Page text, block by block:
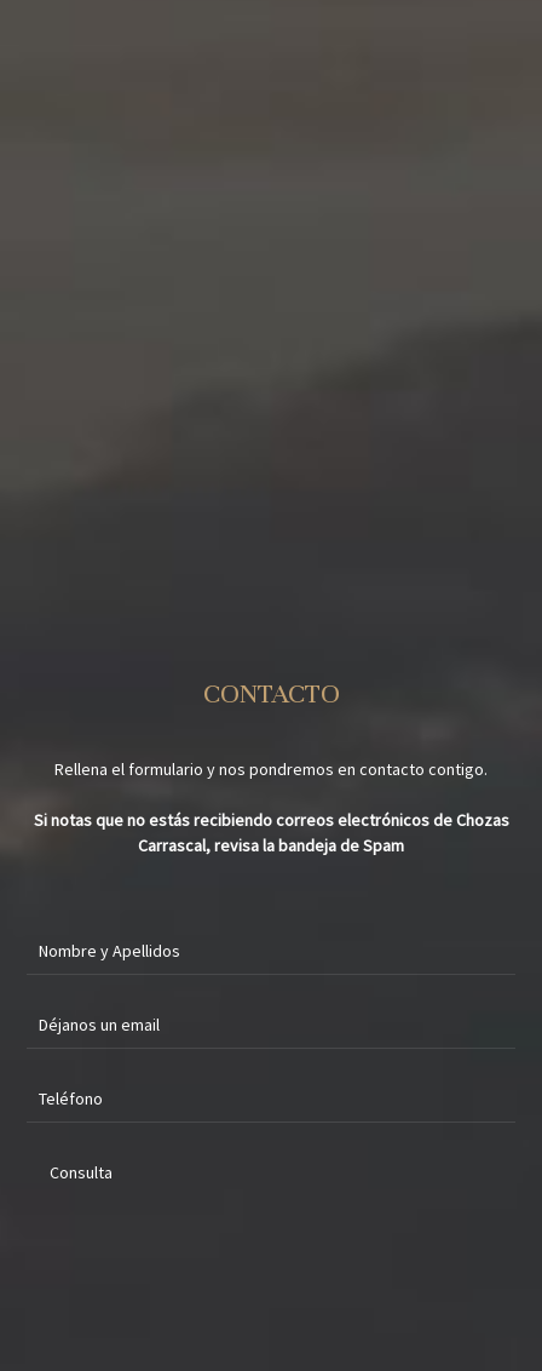
CONTACTO
Rellena el formulario y nos pondremos en contacto contigo.
Si notas que no estás recibiendo correos electrónicos de Chozas
Carrascal, revisa la bandeja de Spam